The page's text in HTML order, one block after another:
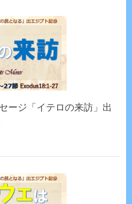
ージ「イテロの来訪」出